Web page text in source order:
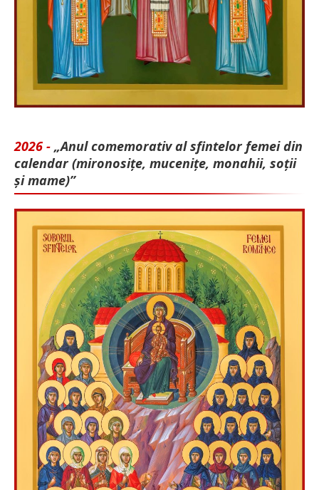
2026 - „Anul comemorativ al sfintelor femei din
calendar (mironosițe, mu­cenițe, monahii, soții
și mame)”